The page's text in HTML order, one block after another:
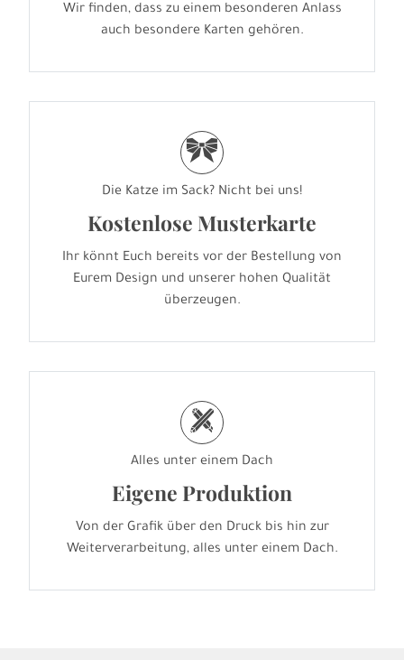
Wir finden, dass zu einem besonderen Anlass
auch besondere Karten gehören.
r
Die Katze im Sack? Nicht bei uns!
Kostenlose Musterkarte
Ihr könnt Euch bereits vor der Bestellung von
Eurem Design und unserer hohen Qualität
überzeugen.
h
Alles unter einem Dach
Eigene Produktion
Von der Grafik über den Druck bis hin zur
Weiterverarbeitung, alles unter einem Dach.